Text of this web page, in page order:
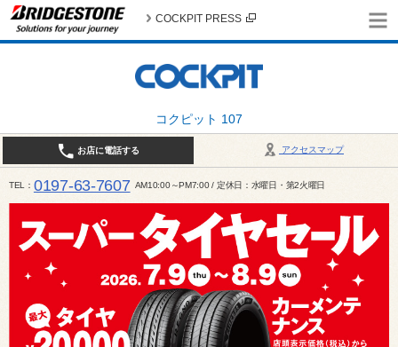
コクピット 107
COCKPIT PRESS
アクセスマップ
お店に電話する
TEL 0197-63-7607 AM10:00～PM7:00 / 定休日：水曜日・第2火曜日